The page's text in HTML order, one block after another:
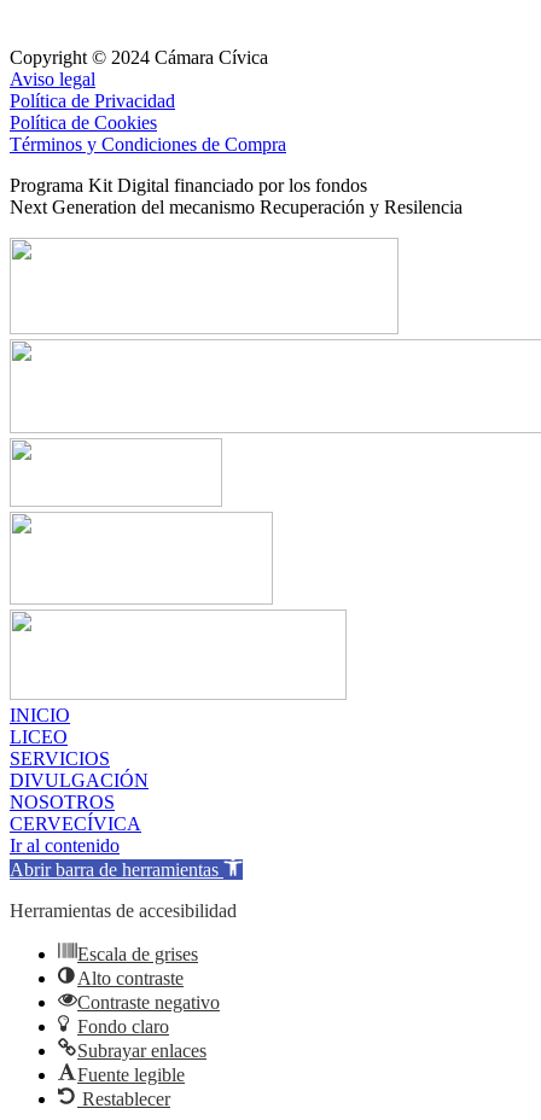
Copyright © 2024 Cámara Cívica
Aviso legal
Política de Privacidad
Política de Cookies
Términos y Condiciones de Compra
Programa Kit Digital financiado por los fondos
Next Generation del mecanismo Recuperación y Resilencia
INICIO
LICEO
SERVICIOS
DIVULGACIÓN
NOSOTROS
CERVECÍVICA
Ir al contenido
Abrir barra de herramientas
Herramientas de accesibilidad
Escala de grises
Alto contraste
Contraste negativo
Fondo claro
Subrayar enlaces
Fuente legible
Restablecer